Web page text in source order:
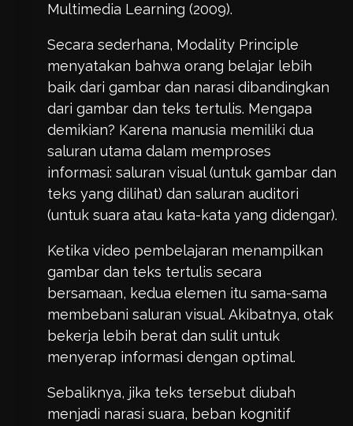
Multimedia Learning (2009).
Secara sederhana, Modality Principle
menyatakan bahwa orang belajar lebih
baik dari gambar dan narasi dibandingkan
dari gambar dan teks tertulis. Mengapa
demikian? Karena manusia memiliki dua
saluran utama dalam memproses
informasi: saluran visual (untuk gambar dan
teks yang dilihat) dan saluran auditori
(untuk suara atau kata-kata yang didengar).
Ketika video pembelajaran menampilkan
gambar dan teks tertulis secara
bersamaan, kedua elemen itu sama-sama
membebani saluran visual. Akibatnya, otak
bekerja lebih berat dan sulit untuk
menyerap informasi dengan optimal.
Sebaliknya, jika teks tersebut diubah
menjadi narasi suara, beban kognitif